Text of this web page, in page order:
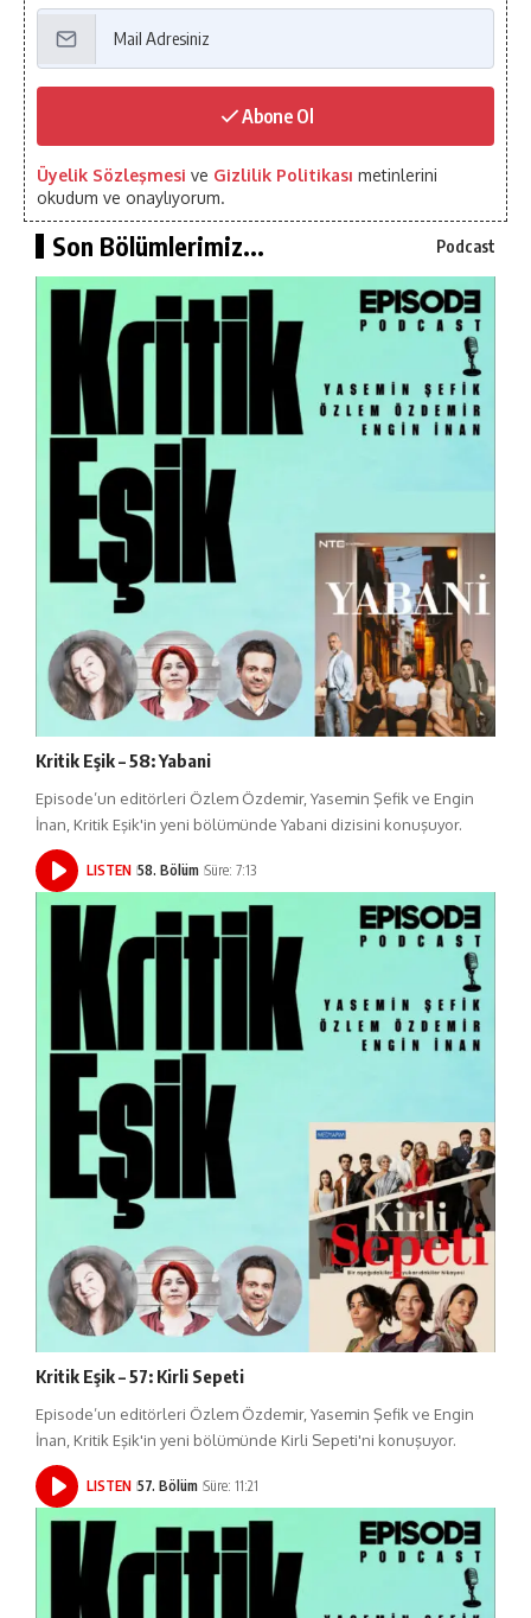
Abone Ol
Üyelik Sözleşmesi ve Gizlilik Politikası metinlerini
okudum ve onaylıyorum.
Son Bölümlerimiz... Podcast
Kritik Eşik – 58: Yabani
Episode’un editörleri Özlem Özdemir, Yasemin Şefik ve Engin
İnan, Kritik Eşik'in yeni bölümünde Yabani dizisini konuşuyor.
LISTEN 58. Bölüm Süre: 7:13
Kritik Eşik – 57: Kirli Sepeti
Episode’un editörleri Özlem Özdemir, Yasemin Şefik ve Engin
İnan, Kritik Eşik'in yeni bölümünde Kirli Sepeti'ni konuşuyor.
LISTEN 57. Bölüm Süre: 11:21